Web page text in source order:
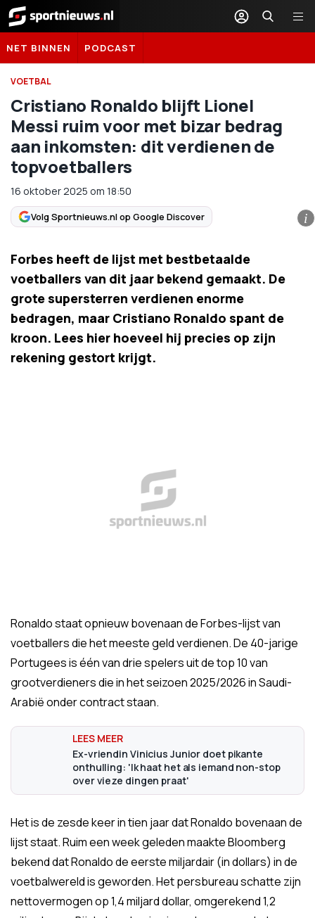
Sportnieuws.nl
NET BINNEN PODCAST
VOETBAL
Cristiano Ronaldo blijft Lionel
Messi ruim voor met bizar bedrag
aan inkomsten: dit verdienen de
topvoetballers
16 oktober 2025 om 18:50
Volg Sportnieuws.nl op Google Discover i
Forbes heeft de lijst met bestbetaalde
voetballers van dit jaar bekend gemaakt. De
grote supersterren verdienen enorme
bedragen, maar Cristiano Ronaldo spant de
kroon. Lees hier hoeveel hij precies op zijn
rekening gestort krijgt.
Ronaldo staat opnieuw bovenaan de Forbes-lijst van
voetballers die het meeste geld verdienen. De 40-jarige
Portugees is één van drie spelers uit de top 10 van
grootverdieners die in het seizoen 2025/2026 in Saudi-
Arabië onder contract staan.
Ex-vriendin Vinicius Junior doet pikante
onthulling: 'Ik haat het als iemand non-stop
over vieze dingen praat'
Het is de zesde keer in tien jaar dat Ronaldo bovenaan de
lijst staat. Ruim een week geleden maakte Bloomberg
bekend dat Ronaldo de eerste miljardair (in dollars) in de
voetbalwereld is geworden. Het persbureau schatte zijn
nettovermogen op 1,4 miljard dollar, omgerekend 1,2